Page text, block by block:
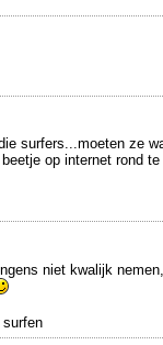
surfers...moeten ze
op internet rond te
niet kwalijk
surfen